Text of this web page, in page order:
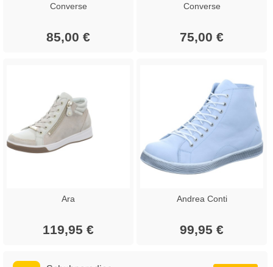
Converse
85,00 €
Converse
75,00 €
Ara
119,95 €
Andrea Conti
99,95 €